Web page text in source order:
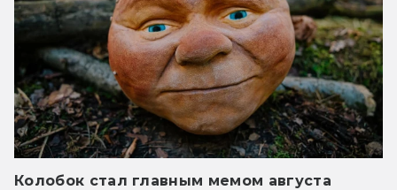
Колобок стал главным мемом августа